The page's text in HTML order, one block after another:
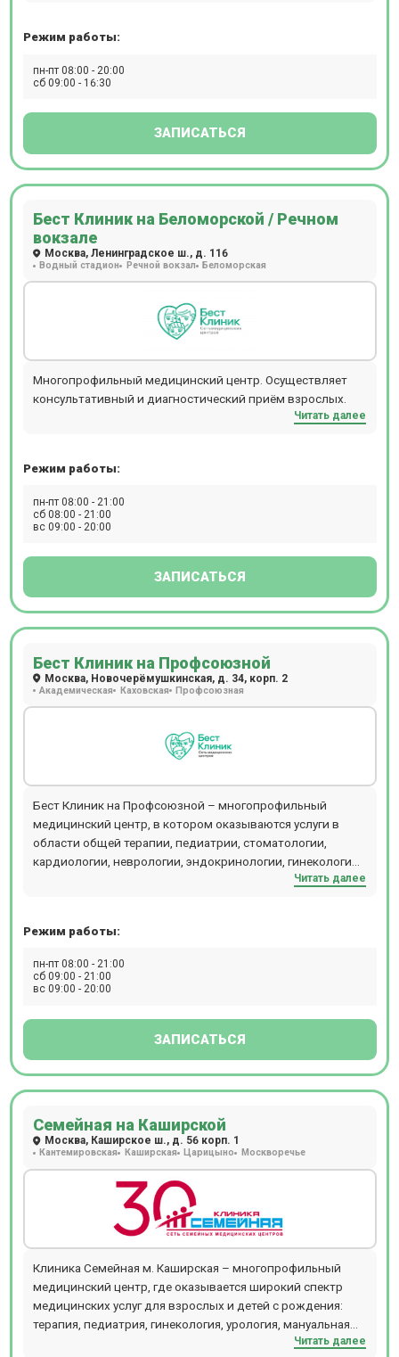
Режим работы:
пн-пт 08:00 - 20:00
сб 09:00 - 16:30
ЗАПИСАТЬСЯ
Бест Клиник на Беломорской / Речном
вокзале
Москва, Ленинградское ш., д. 116
Водный стадион Речной вокзал Беломорская
Многопрофильный медицинский центр. Осуществляет
консультативный и диагностический приём взрослых.
Читать далее
Режим работы:
пн-пт 08:00 - 21:00
сб 08:00 - 21:00
вс 09:00 - 20:00
ЗАПИСАТЬСЯ
Бест Клиник на Профсоюзной
Москва, Новочерёмушкинская, д. 34, корп. 2
Академическая Каховская Профсоюзная
Бест Клиник на Профсоюзной – многопрофильный
медицинский центр, в котором оказываются услуги в
области общей терапии, педиатрии, стоматологии,
кардиологии, неврологии, эндокринологии, гинекологии,
урологии, косметологии и других направлений. В
исследований – УЗИ, допплерографии, рентгенографии,
во сне. На территории центра расположена лаборатория,
в которой выполняют свыше 200 анализов. Женщинам
Минздрава РФ и дополненные рекомендациями ВОЗ.
Читать далее
Режим работы:
пн-пт 08:00 - 21:00
сб 09:00 - 21:00
вс 09:00 - 20:00
ЗАПИСАТЬСЯ
Семейная на Каширской
Москва, Каширское ш., д. 56 корп. 1
Кантемировская Каширская Царицыно Москворечье
Клиника Семейная м. Каширская – многопрофильный
медицинский центр, где оказывается широкий спектр
медицинских услуг для взрослых и детей с рождения:
терапия, педиатрия, гинекология, урология, мануальная
терапия, дерматология, флебология, проктология,Читать далее